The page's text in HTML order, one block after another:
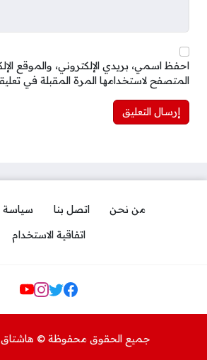
احفظ اسمي، بريدي الإلكتروني، والموقع
المتصفح لاستخدامها المرة المقبلة في
من نحن اتصل بنا
سياسة
اتفاقية الاستخدام
Social Links
جميع الحقوق محفوظة © هاشتاق